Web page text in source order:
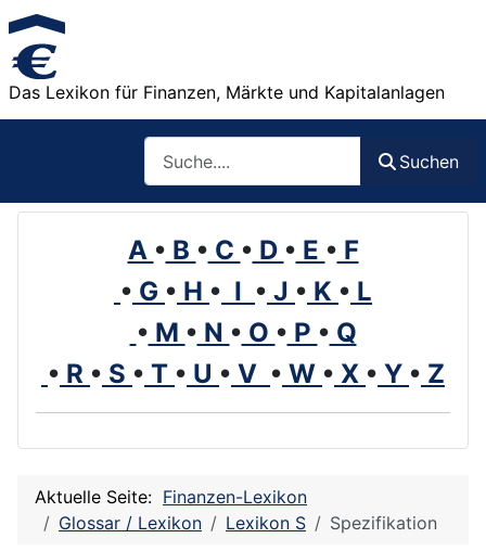
Das Lexikon für Finanzen, Märkte und Kapitalanlagen
Suchen
A • B • C • D • E • F
• G • H • I • J • K • L
• M • N • O • P • Q
• R • S • T • U • V • W • X • Y • Z
Aktuelle Seite: Finanzen-Lexikon
Glossar / Lexikon
Lexikon S Spezifikation